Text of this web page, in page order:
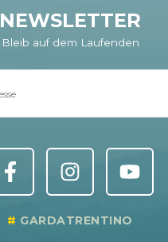
NEWSLETTER
Bleib auf dem Laufenden
GARDATRENTINO